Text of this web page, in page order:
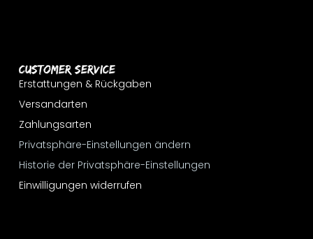
Customer Service
Erstattungen & Rückgaben
Versandarten
Zahlungsarten
Privatsphäre-Einstellungen ändern
Historie der Privatsphäre-Einstellungen
Einwilligungen widerrufen